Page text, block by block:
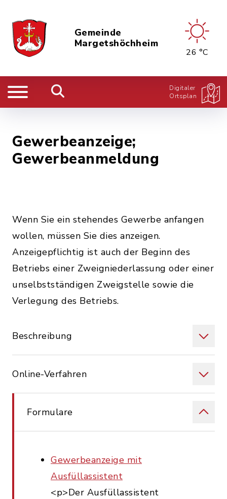
Gemeinde
Margetshöchheim
26 °C
Digitaler
Ortsplan
Gewerbeanzeige;
Gewerbeanmeldung
Wenn Sie ein stehendes Gewerbe anfangen
wollen, müssen Sie dies anzeigen.
Anzeigepflichtig ist auch der Beginn des
Betriebs einer Zweigniederlassung oder einer
unselbstständigen Zweigstelle sowie die
Verlegung des Betriebs.
Beschreibung
Online-Verfahren
Formulare
Gewerbeanzeige mit
Ausfüllassistent
<p>Der Ausfüllassistent